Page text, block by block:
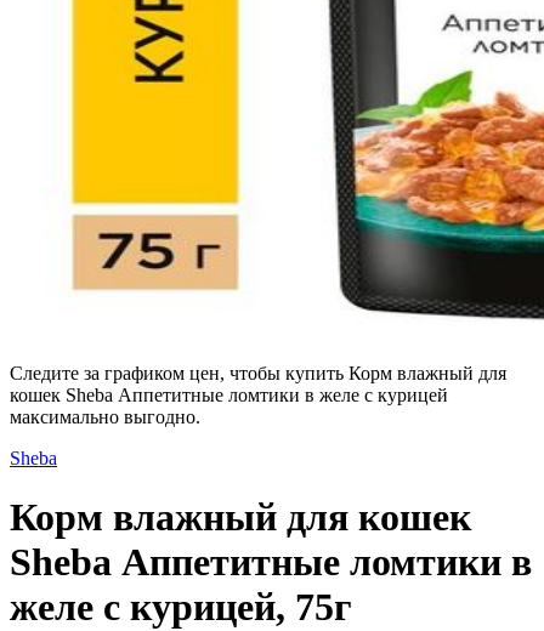
Следите за графиком цен, чтобы купить Корм влажный для
кошек Sheba Аппетитные ломтики в желе с курицей
максимально выгодно.
Sheba
Корм влажный для кошек
Sheba Аппетитные ломтики в
желе с курицей, 75г